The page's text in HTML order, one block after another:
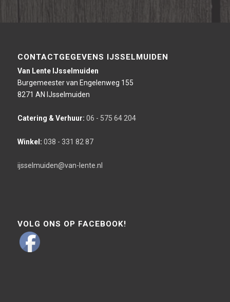
CONTACTGEGEVENS IJSSELMUIDEN
Van Lente IJsselmuiden
Burgemeester van Engelenweg 155
8271 AN IJsselmuiden
Catering & Verhuur: 06 - 575 64 204
Winkel: 038 - 331 82 87
ijsselmuiden@van-lente.nl
VOLG ONS OP FACEBOOK!